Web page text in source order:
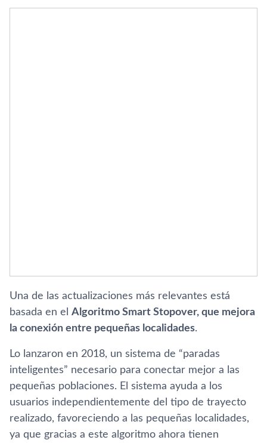
Una de las actualizaciones más relevantes está
basada en el Algoritmo Smart Stopover, que mejora
la conexión entre pequeñas localidades.
Lo lanzaron en 2018, un sistema de “paradas
inteligentes” necesario para conectar mejor a las
pequeñas poblaciones. El sistema ayuda a los
usuarios independientemente del tipo de trayecto
realizado, favoreciendo a las pequeñas localidades,
ya que gracias a este algoritmo ahora tienen